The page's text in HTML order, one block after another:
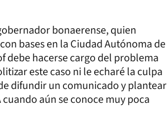
bonaerense, quien
bases en la Ciudad Autónoma de
debe hacerse cargo del problema
este caso ni le echaré la culpa
difundir un comunicado y plantear
aún se conoce muy poca